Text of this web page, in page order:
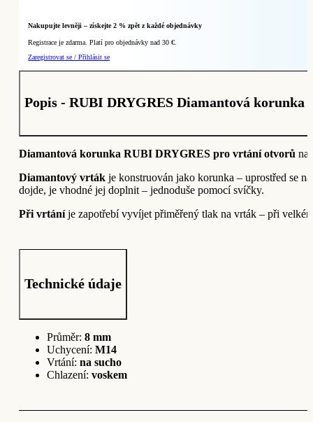
Nakupujte levněji – získejte 2 % zpět z každé objednávky
Registrace je zdarma. Platí pro objednávky nad 30 €.
Zaregistrovat se / Přihlásit se
Popis - RUBI DRYGRES Diamantová korunka
Diamantová korunka RUBI DRYGRES pro vrtání otvorů na
Diamantový vrtákje konstruován jako korunka – uprostřed se
dojde, je vhodné jej doplnit – jednoduše pomocí svíčky.
Při vrtáníje zapotřebí vyvíjet přiměřený tlak na vrták – při
Technické údaje
Průměr: 8 mm
Uchycení: M14
Vrtání: na sucho
Chlazení: voskem